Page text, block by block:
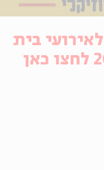
בית
חולים לספרים 2022 לחצו כאן